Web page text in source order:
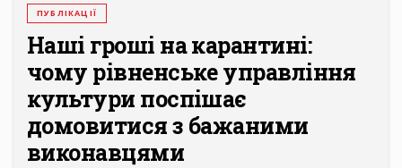
ПУБЛІКАЦІЇ
Наші гроші на карантині:
чому рівненське управління
культури поспішає
домовитися з бажаними
виконавцями